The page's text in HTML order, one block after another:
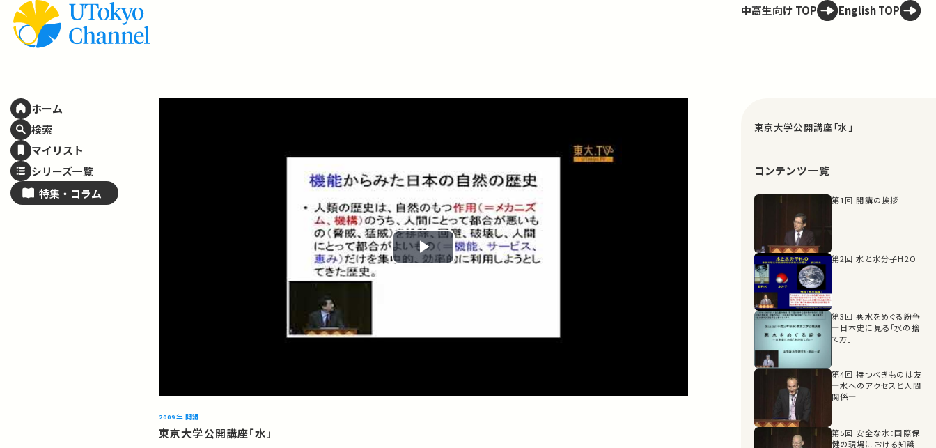
ホーム
検索
マイリスト
シリーズ一覧
特集・ コラム
中高生向け TOP English TOP
Play
2009年 開講
東京大学公開講座「水」
東京大学公開講座「水」
コンテンツ一覧
第1回 開講の挨拶
第2回 水と水分子H2O
第3回 悪水をめぐる紛争
―日本史に見る「水の捨
て方」―
第4回 持つべきものは友
―水へのアクセスと人間
関係―
第5回 安全な水：国際保
健の現場における知識